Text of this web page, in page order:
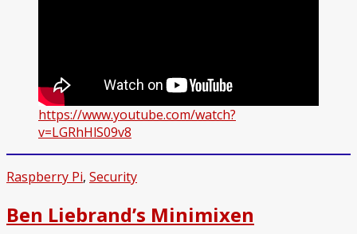
https://www.youtube.com/watch?
v=LGRhHlS09v8
Raspberry Pi, Security
Ben Liebrand’s Minimixen